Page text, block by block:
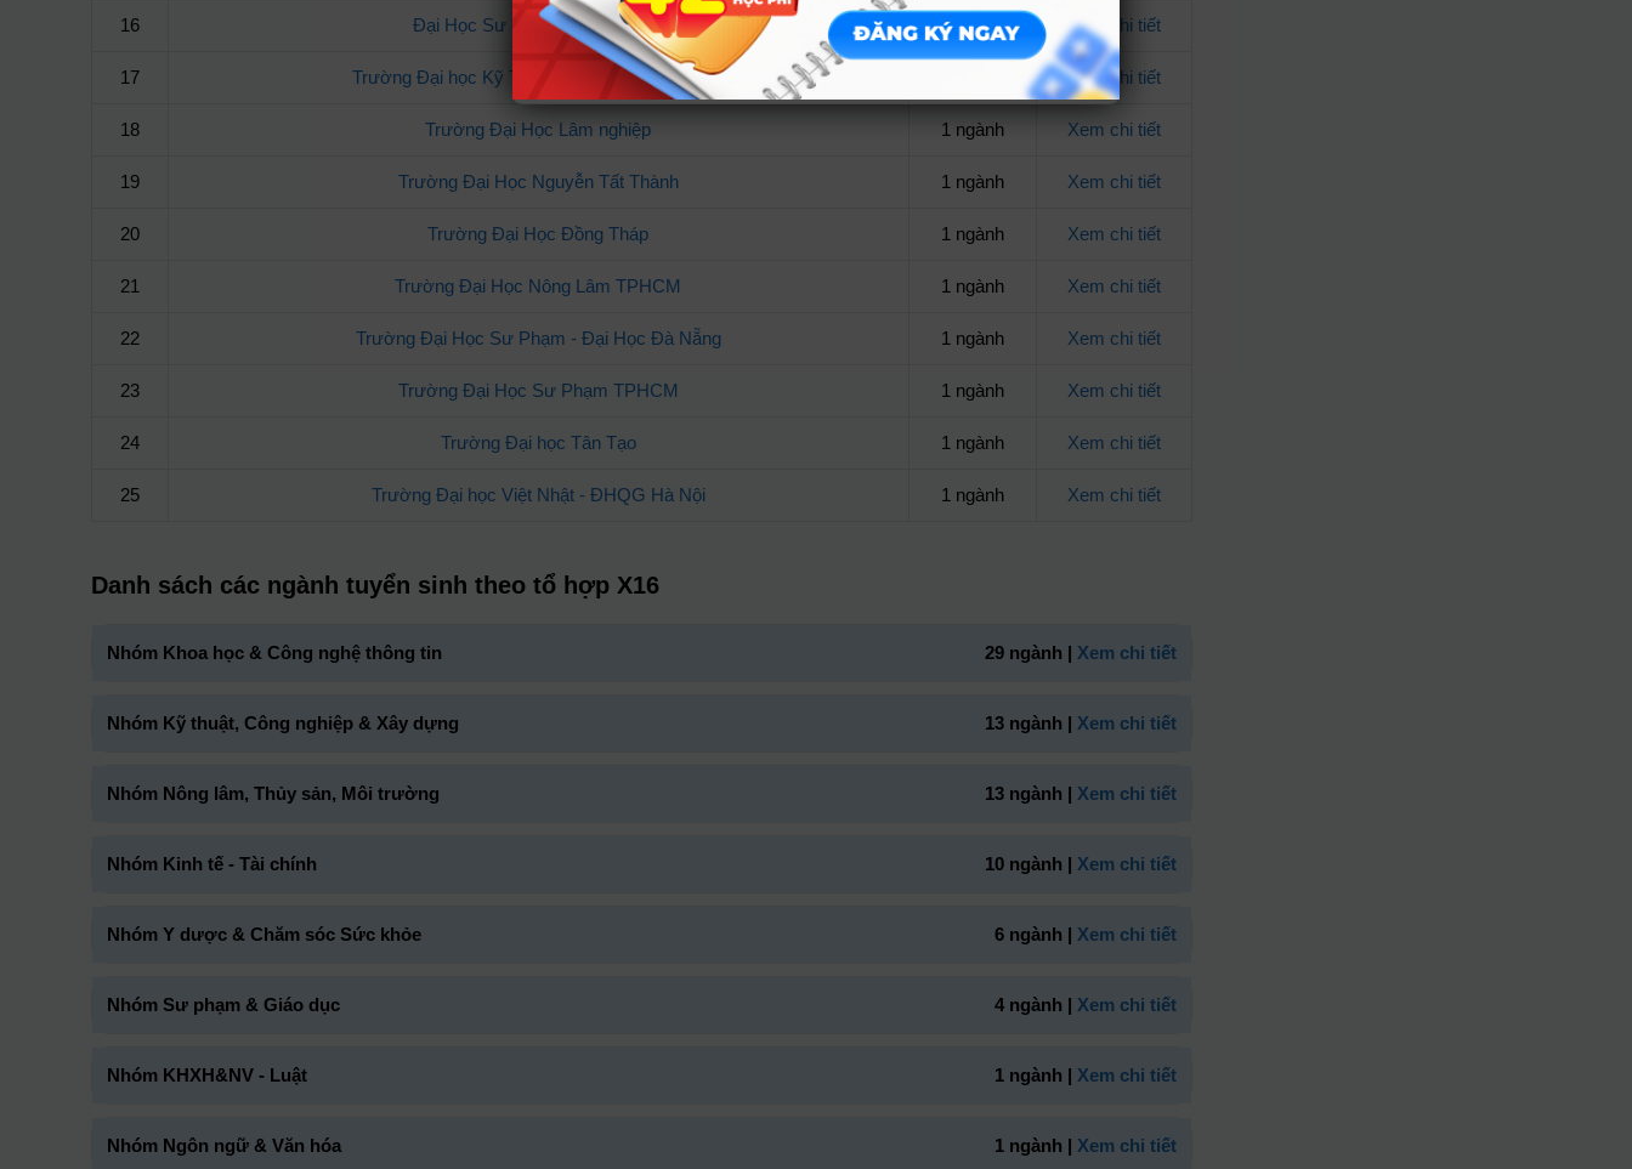
16 Đại Học Sư Phạm Thái Nguyên 2 ngành Xem chi tiết
17 Trường Đại học Kỹ Thuật Công Nghệ Cần Thơ Xem chi tiết
18 Trường Đại Học Lâm nghiệp 1 ngành Xem chi tiết
19 Trường Đại Học Nguyễn Tất Thành 1 ngành Xem chi tiết
20 Trường Đại Học Đồng Tháp 1 ngành Xem chi tiết
21 Trường Đại Học Nông Lâm TPHCM 1 ngành Xem chi tiết
22 Trường Đại Học Sư Phạm - Đại Học Đà Nẵng 1 ngành Xem chi tiết
23 Trường Đại Học Sư Phạm TPHCM 1 ngành Xem chi tiết
24 Trường Đại học Tân Tạo 1 ngành Xem chi tiết
25 Trường Đại học Việt Nhật - ĐHQG Hà Nội 1 ngành Xem chi tiết
Danh sách các ngành tuyển sinh theo tổ hợp X16
Nhóm Khoa học & Công nghệ thông tin 29 ngành | Xem chi tiết
Nhóm Kỹ thuật, Công nghiệp & Xây dựng 13 ngành | Xem chi tiết
Nhóm Nông lâm, Thủy sản, Môi trường 13 ngành | Xem chi tiết
Nhóm Kinh tế - Tài chính 10 ngành | Xem chi tiết
Nhóm Y dược & Chăm sóc Sức khỏe 6 ngành | Xem chi tiết
Nhóm Sư phạm & Giáo dục 4 ngành | Xem chi tiết
Nhóm KHXH&NV - Luật 1 ngành | Xem chi tiết
Nhóm Ngôn ngữ & Văn hóa 1 ngành | Xem chi tiết